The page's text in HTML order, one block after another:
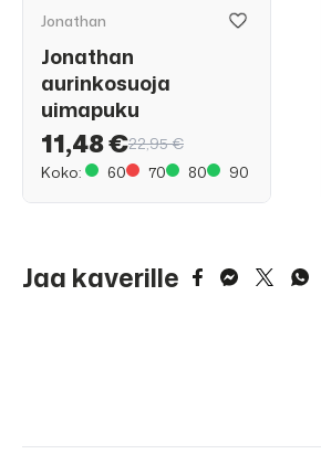
Jonathan
Jonathan
aurinkosuoja
uimapuku
11,48 €22,95 €
Koko:
60 70 80 90
Jaa kaverille